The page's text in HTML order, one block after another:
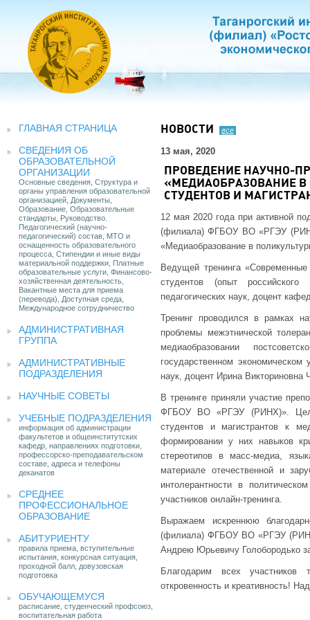
ГЛАВНАЯ СТРАНИЦА
СВЕДЕНИЯ ОБ
ОБРАЗОВАТЕЛЬНОЙ
ОРГАНИЗАЦИИ
Основные сведения, Структура и
органы управления образовательной
организацией, Документы,
Образование, Образовательные
стандарты, Руководство.
Педагогический (научно-
педагогический) состав, МТО и
оснащенность образовательного
процесса, Стипендии и иные виды
материальной поддержки, Платные
образовательные услуги, Финансово-
хозяйственная деятельность,
Вакантные места для приема
(перевода), Доступная среда,
Международное сотрудничество
АДМИНИСТРАТИВНАЯ
ГРУППА
АДМИНИСТРАТИВНЫЕ
ПОДРАЗДЕЛЕНИЯ
НАУЧНЫЕ СОВЕТЫ
УЧЕБНЫЕ ПОДРАЗДЕЛЕНИЯ
информация об администрации
факультетов и общеинститутских
кафедр, направлениях подготовки,
профессорско-преподавательском
составе, адреса и телефоны
деканатов
СРЕДНЕЕ
ПРОФЕССИОНАЛЬНОЕ
ОБРАЗОВАНИЕ
АБИТУРИЕНТУ
правила приема, вступительные
испытания, конкурсная ситуация,
проходной балл, довузовская
подготовка
ОБУЧАЮЩЕМУСЯ
расписание, студенческий профсоюз,
воспитательная работа
НОВОСТИ все
13 мая, 2020
ПРОВЕДЕНИЕ НАУЧНО-
«МЕДИАОБРАЗОВАНИЕ
СТУДЕНТОВ И
12 мая 2020 года при активной
(филиала) ФГБОУ ВО «РГЭУ
«Медиаобразование в
Ведущей тренинга «Современные
студентов (опыт российского
педагогических наук, доцент
Тренинг проводился в рамках
проблемы межэтнической
медиаобразовании
государственном экономическом
наук, доцент Ирина
В тренинге приняли участие
ФГБОУ ВО «РГЭУ (РИНХ)». Цель
студентов и магистрантов к
формировании у них навыков
стереотипов в масс-медиа,
материале отечественной и
интолерантности в
участников онлайн-тренинга.
Выражаем искреннюю
(филиала) ФГБОУ ВО «РГЭУ
Андрею Юрьевичу Голобородько
Благодарим всех участников
откровенность и креативность!